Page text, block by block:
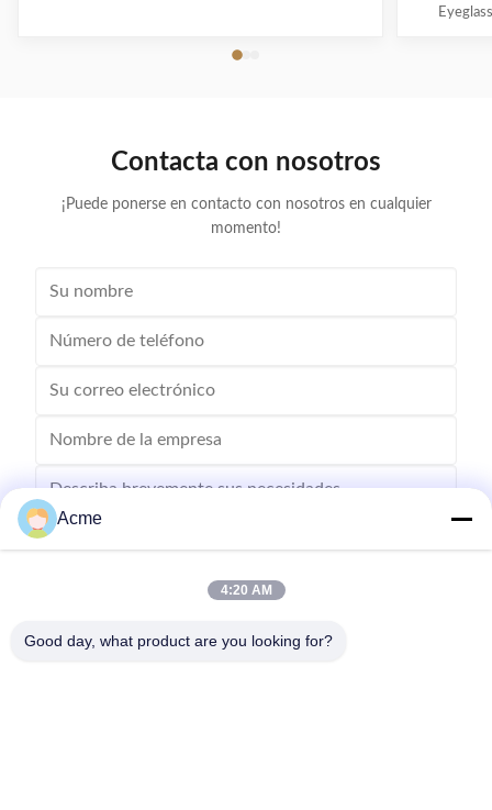
a process that uses ultrasound (usually from 20–400
soiling present
Contacta con nosotros
¡Puede ponerse en contacto con nosotros en cualquier
momento!
Acme
4:20 AM
Good day, what product are you looking for?